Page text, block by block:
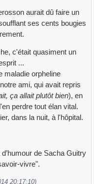
aurait dû faire un
ses cents bougies
c'était quasiment un
...
maladie orpheline
ami, qui avait repris
ça allait plutôt bien), en
perdre tout élan vital.
dans la nuit, à l'hôpital.
de Sacha Guitry
vivre".
20:17:10)